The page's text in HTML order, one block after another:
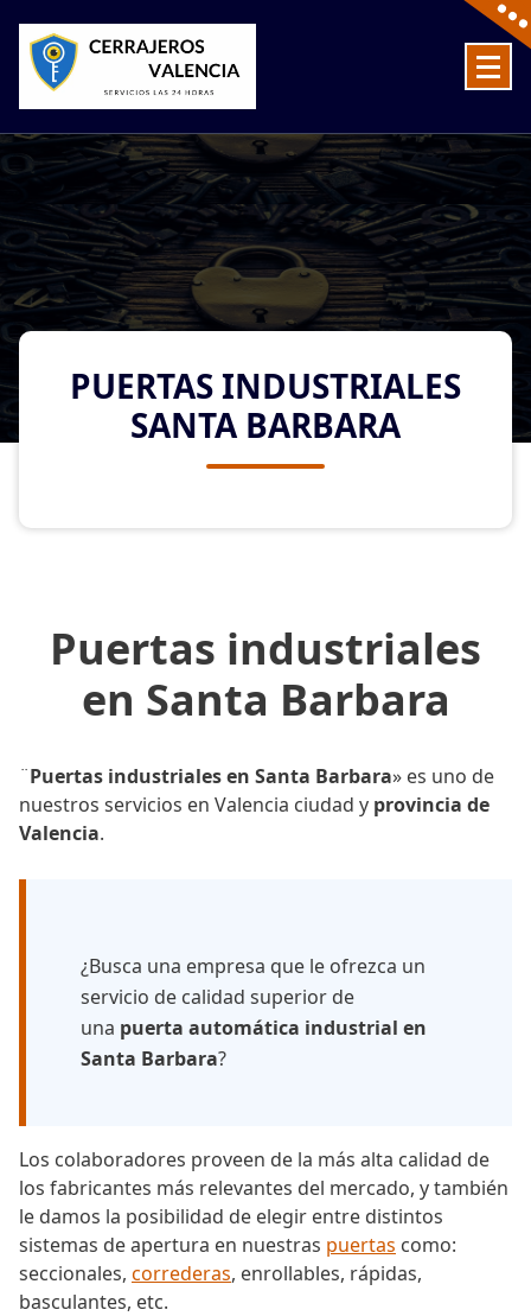
content
PUERTAS INDUSTRIALES
SANTA BARBARA
Puertas industriales
en Santa Barbara
¨Puertas industriales en Santa Barbara» es uno de
nuestros servicios en Valencia ciudad y provincia de
Valencia.
¿Busca una empresa que le ofrezca un
servicio de calidad superior de
una puerta automática industrial en
Santa Barbara?
Los colaboradores proveen de la más alta calidad de
los fabricantes más relevantes del mercado, y también
le damos la posibilidad de elegir entre distintos
sistemas de apertura en nuestras puertas como:
seccionales, correderas, enrollables, rápidas,
basculantes, etc.